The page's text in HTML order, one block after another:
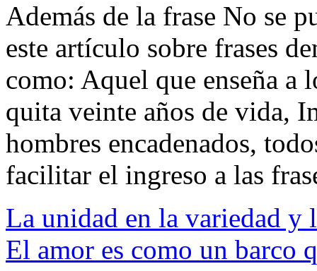
Además de la frase No se
este artículo sobre frases
como: Aquel que enseña a
quita veinte años de vida,
hombres encadenados,
facilitar el ingreso a las
La unidad en la variedad y
El amor es como un barco